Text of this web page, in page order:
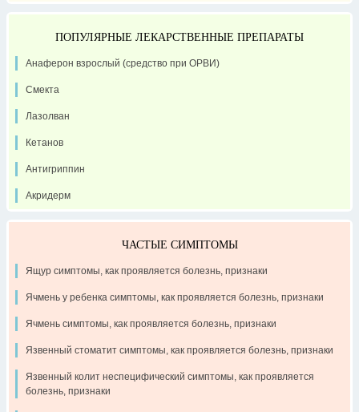
ПОПУЛЯРНЫЕ ЛЕКАРСТВЕННЫЕ ПРЕПАРАТЫ
Анаферон взрослый (средство при ОРВИ)
Смекта
Лазолван
Кетанов
Антигриппин
Акридерм
ЧАСТЫЕ СИМПТОМЫ
Ящур симптомы, как проявляется болезнь, признаки
Ячмень у ребенка симптомы, как проявляется болезнь, признаки
Ячмень симптомы, как проявляется болезнь, признаки
Язвенный стоматит симптомы, как проявляется болезнь, признаки
Язвенный колит неспецифический симптомы, как проявляется
болезнь, признаки